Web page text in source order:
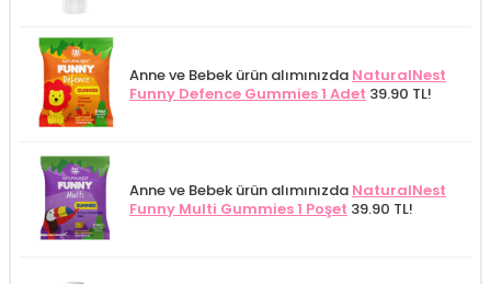
Anne ve Bebek ürün alımınızda NaturalNest
Funny Defence Gummies 1 Adet 39.90 TL!
Anne ve Bebek ürün alımınızda NaturalNest
Funny Multi Gummies 1 Poşet 39.90 TL!